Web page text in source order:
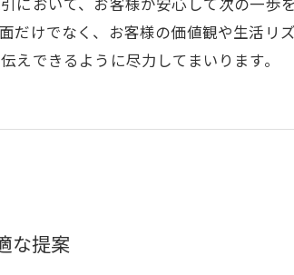
だけでなく、お客様の価値観や生活
えできるように尽力してまいります。
な提案